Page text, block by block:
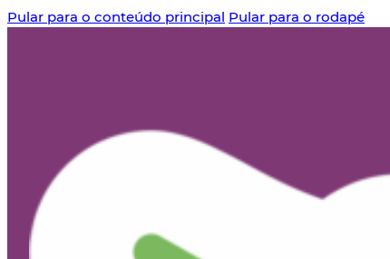
Pular para o conteúdo principal Pular para o rodapé